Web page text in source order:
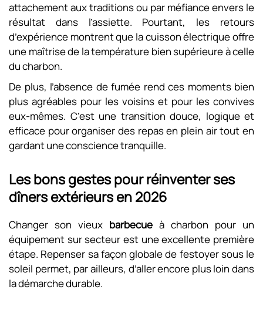
attachement aux traditions ou par méfiance envers le
résultat dans l’assiette. Pourtant, les retours
d’expérience montrent que la cuisson électrique offre
une maîtrise de la température bien supérieure à celle
du charbon.
De plus, l’absence de fumée rend ces moments bien
plus agréables pour les voisins et pour les convives
eux-mêmes. C’est une transition douce, logique et
efficace pour organiser des repas en plein air tout en
gardant une conscience tranquille.
Les bons gestes pour réinventer ses
dîners extérieurs en 2026
Changer son vieux barbecue à charbon pour un
équipement sur secteur est une excellente première
étape. Repenser sa façon globale de festoyer sous le
soleil permet, par ailleurs, d’aller encore plus loin dans
la démarche durable.